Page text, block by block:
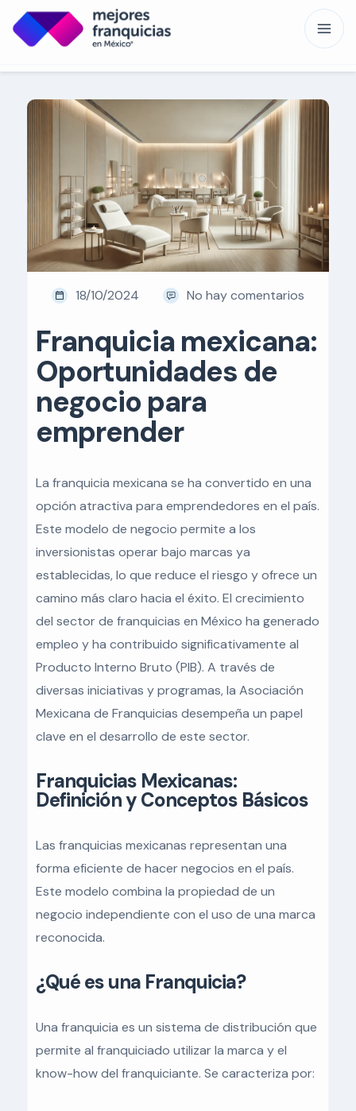
18/10/2024 No hay comentarios
Franquicia mexicana:
Oportunidades de
negocio para
emprender
La franquicia mexicana se ha convertido en una
opción atractiva para emprendedores en el país.
Este modelo de negocio permite a los
inversionistas operar bajo marcas ya
establecidas, lo que reduce el riesgo y ofrece un
camino más claro hacia el éxito. El crecimiento
del sector de franquicias en México ha generado
empleo y ha contribuido significativamente al
Producto Interno Bruto (PIB). A través de
diversas iniciativas y programas, la Asociación
Mexicana de Franquicias desempeña un papel
clave en el desarrollo de este sector.
Franquicias Mexicanas:
Definición y Conceptos Básicos
Las franquicias mexicanas representan una
forma eficiente de hacer negocios en el país.
Este modelo combina la propiedad de un
negocio independiente con el uso de una marca
reconocida.
¿Qué es una Franquicia?
Una franquicia es un sistema de distribución que
permite al franquiciado utilizar la marca y el
know-how del franquiciante. Se caracteriza por: